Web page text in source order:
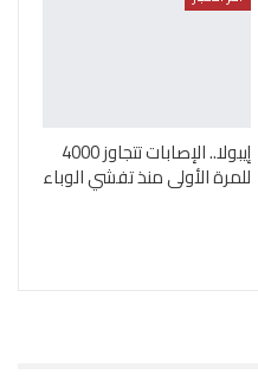
إيبولا.. الإصابات تتجاوز 4000
للمرة الأولى منذ تفشي الوباء